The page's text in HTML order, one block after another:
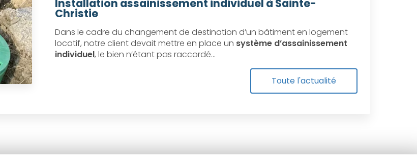
Installation assainissement individuel à Sainte-
Christie
Dans le cadre du changement de destination d’un bâtiment en logement
locatif, notre client devait mettre en place un système d’assainissement
individuel, le bien n’étant pas raccordé…
Toute l'actualité